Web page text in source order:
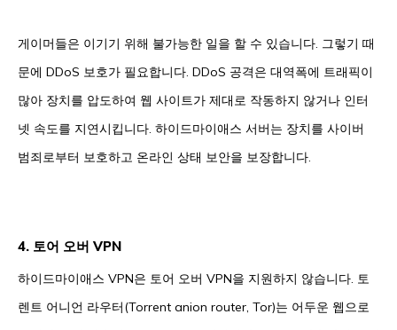
게이머들은 이기기 위해 불가능한 일을 할 수 있습니다. 그렇기 때
문에 DDoS 보호가 필요합니다. DDoS 공격은 대역폭에 트래픽이
많아 장치를 압도하여 웹 사이트가 제대로 작동하지 않거나 인터
넷 속도를 지연시킵니다. 하이드마이애스 서버는 장치를 사이버
범죄로부터 보호하고 온라인 상태 보안을 보장합니다.
4. 토어 오버 VPN
하이드마이애스 VPN은 토어 오버 VPN을 지원하지 않습니다. 토
렌트 어니언 라우터(Torrent anion router, Tor)는 어두운 웹으로